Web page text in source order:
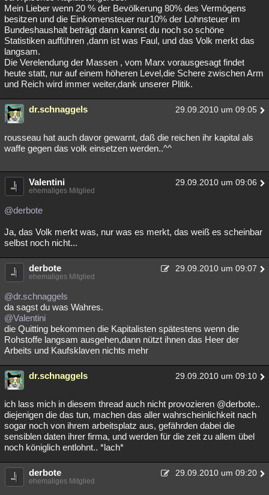
Mein Lieber wenn 20 % der Bevölkerung 80% des Vermögens
besitzen und die Einkomensteuer nur10% der Lohnsteuer im
Bundeshaushalt beträgt dann kannst du noch so schöne
Statistiken aufführen ,dann ist was Faul, und das Volk merkt das
langsam.
Die Verelendung der Massen , vom Marx vorausgesagt findet
heute statt, nur auf einem höheren Level,die Schere zwischen Arm
und Reich wird immer weiter,dank unserer Plitik.
dr.schnaggels 29.09.2010 um 09:05
rousseau hat auch davor gewarnt, daß die reichen ihr kapital als
waffe gegen das volk einsetzen werden..^^
Valentini 29.09.2010 um 09:06
ehemaliges Mitglied
@derbote
Ja, das Volk merkt was, nur was es merkt, das weiß es scheinbar
selbst noch nicht...
derbote 29.09.2010 um 09:07
ehemaliges Mitglied
@dr.schnaggels
da sagst du was Wahres.
@Valentini
die Quitting bekommen die Kapitalisten spätestens wenn die
Rohstoffe langsam ausgehen,dann nützt ihnen das Heer der
Arbeits und Kaufsklaven nichts mehr
dr.schnaggels 29.09.2010 um 09:10
ich lass mich in diesem thread auch nicht provozieren @derbote..
diejenigen die das tun, machen das aller wahrscheinlichkeit nach
sogar noch von ihrem arbeitsplatz aus, gefährden dabei die
sensiblen daten ihrer firma, und werden für die zeit zu allem übel
noch königlich entlohnt.. *lach*
derbote 29.09.2010 um 09:20
ehemaliges Mitglied